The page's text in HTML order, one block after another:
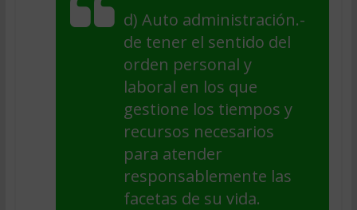
d) Auto administración.-
de tener el sentido del
orden personal y
laboral en los que
gestione los tiempos y
recursos necesarios
para atender
responsablemente las
facetas de su vida.